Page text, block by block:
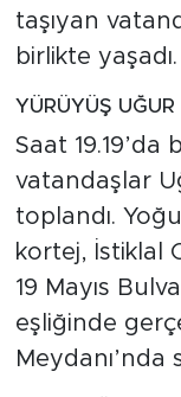
taşıyan
birlikte yaşadı.
YÜRÜYÜŞ UĞUR
Saat
vatandaşlar
toplandı.
kortej, İstiklal
19 Mayıs
eşliğinde
Meydanı’nda